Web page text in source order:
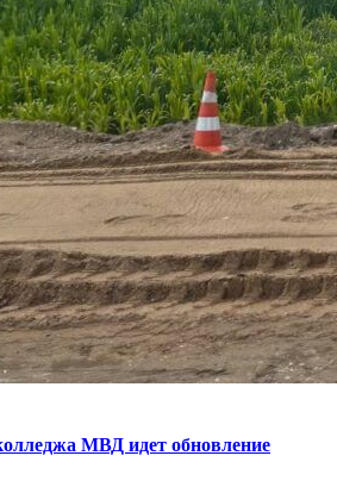
МВД идет обновление